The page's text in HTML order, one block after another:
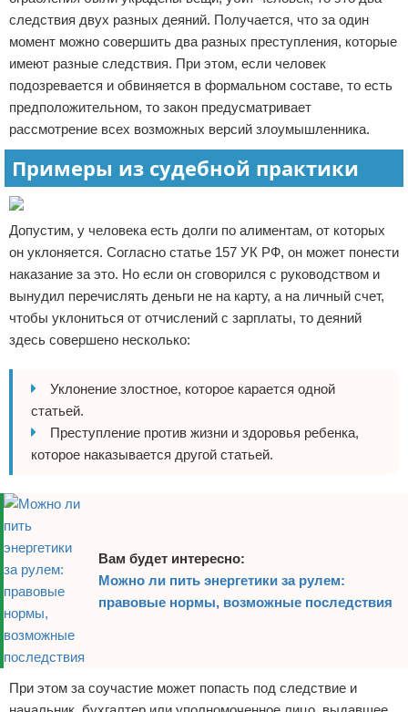
следствия двух разных деяний. Получается, что за один
момент можно совершить два разных преступления, которые
имеют разные следствия. При этом, если человек
подозревается и обвиняется в формальном составе, то есть
предположительном, то закон предусматривает
рассмотрение всех возможных версий злоумышленника.
Примеры из судебной практики
Допустим, у человека есть долги по алиментам, от которых
он уклоняется. Согласно статье 157 УК РФ, он может понести
наказание за это. Но если он сговорился с руководством и
вынудил перечислять деньги не на карту, а на личный счет,
чтобы уклониться от отчислений с зарплаты, то деяний
здесь совершено несколько:
Уклонение злостное, которое карается одной
статьей.
Преступление против жизни и здоровья ребенка,
которое наказывается другой статьей.
Вам будет интересно:
Можно ли пить энергетики за рулем:
правовые нормы, возможные последствия
При этом за соучастие может попасть под следствие и